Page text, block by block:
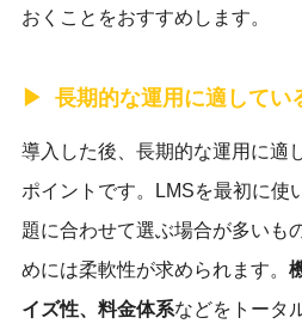
おくことをおすすめします。
長期的な運用に適してい
導入した後、長期的な運用に適
ポイントです。LMSを最初に使
題に合わせて選ぶ場合が多いも
めには柔軟性が求められます。
イズ性、料金体系などをトータ